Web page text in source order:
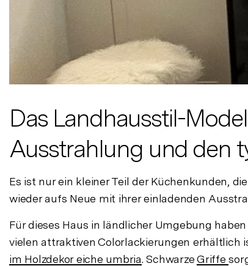
Das Landhausstil-
Ausstrahlung und den
Es ist nur ein kleiner Teil der Küchenkunden,
wieder aufs Neue mit ihrer einladenden
Für dieses Haus in ländlicher Umgebung
vielen attraktiven Colorlackierungen erhältlich
im Holzdekor eiche umbria. SchwarzeGriffe